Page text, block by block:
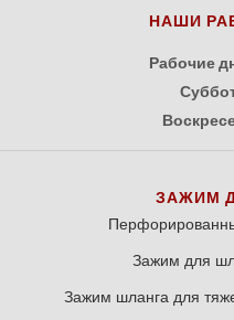
НАШИ
Рабочие
ЗАЖИМ
Зажим для
Зажим шланга для